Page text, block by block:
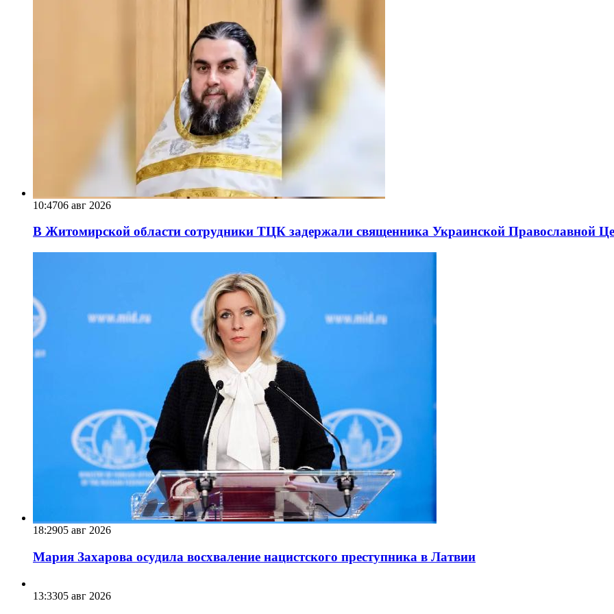
10:4706 авг 2026
В Житомирской области сотрудники ТЦК задержали священника Украинской Православной
18:2905 авг 2026
Мария Захарова осудила восхваление нацистского преступника в Латвии
13:3305 авг 2026